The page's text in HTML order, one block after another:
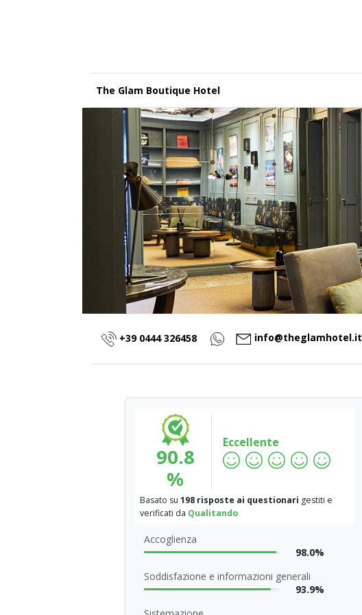
The Glam Boutique Hotel
+39 0444 326458 info@theglamhotel.it
90.8
%
Eccellente
Basato su 198 risposte ai questionari gestiti e
verificati da Qualitando
Accoglienza
98.0%
Soddisfazione e informazioni generali
93.9%